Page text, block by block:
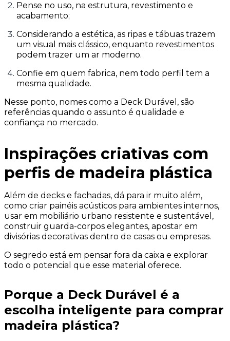
Pense no uso, na estrutura, revestimento e
acabamento;
Considerando a estética, as ripas e tábuas trazem
um visual mais clássico, enquanto revestimentos
podem trazer um ar moderno.
Confie em quem fabrica, nem todo perfil tem a
mesma qualidade.
Nesse ponto, nomes como a Deck Durável, são
referências quando o assunto é qualidade e
confiança no mercado.
Inspirações criativas com
perfis de madeira plástica
Além de decks e fachadas, dá para ir muito além,
como criar painéis acústicos para ambientes internos,
usar em mobiliário urbano resistente e sustentável,
construir guarda-corpos elegantes, apostar em
divisórias decorativas dentro de casas ou empresas.
O segredo está em pensar fora da caixa e explorar
todo o potencial que esse material oferece.
Porque a Deck Durável é a
escolha inteligente para comprar
madeira plástica?